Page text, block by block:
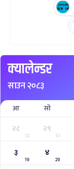
क्यालेन्डर
साउन २०८३
आ सो
२८
12
२९
13
३
19
४
20